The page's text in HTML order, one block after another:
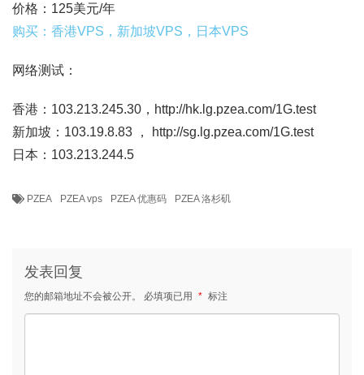
价格：125美元/年
购买：香港VPS，新加坡VPS，日本VPS
网络测试：
香港：103.213.245.30，http://hk.lg.pzea.com/1G.test
新加坡：103.19.8.83 ， http://sg.lg.pzea.com/1G.test
日本：103.213.244.5
PZEA PZEA vps PZEA 优惠码 PZEA 洛杉矶
发表回复
您的邮箱地址不会被公开。 必填项已用 * 标注